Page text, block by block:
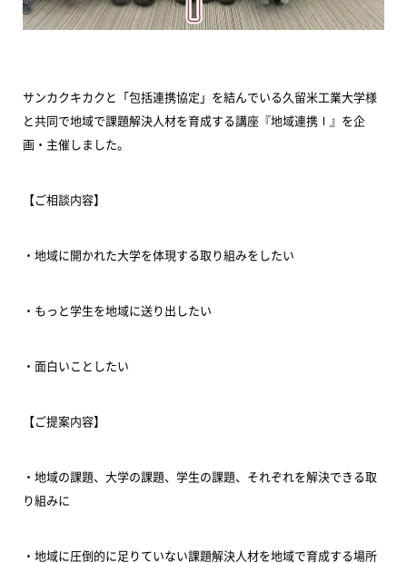
サンカクキカクと「包括連携協定」を結んでいる久留米工業大学様
と共同で地域で課題解決人材を育成する講座『地域連携Ⅰ』を企
画・主催しました。
【ご相談内容】
・地域に開かれた大学を体現する取り組みをしたい
・もっと学生を地域に送り出したい
・面白いことしたい
【ご提案内容】
・地域の課題、大学の課題、学生の課題、それぞれを解決できる取
り組みに
・地域に圧倒的に足りていない課題解決人材を地域で育成する場所